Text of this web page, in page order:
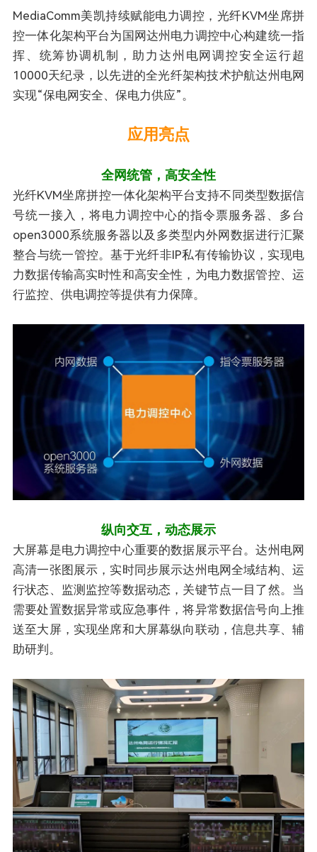
MediaComm美凯持续赋能电力调控，光纤KVM坐席拼
控一体化架构平台为国网达州电力调控中心构建统一指
挥、统筹协调机制，助力达州电网调控安全运行超
10000天纪录，以先进的全光纤架构技术护航达州电网
实现“保电网安全、保电力供应”。
应用亮点
全网统管，高安全性
光纤KVM坐席拼控一体化架构平台支持不同类型数据信
号统一接入，将电力调控中心的指令票服务器、多台
open3000系统服务器以及多类型内外网数据进行汇聚
整合与统一管控。基于光纤非IP私有传输协议，实现电
力数据传输高实时性和高安全性，为电力数据管控、运
行监控、供电调控等提供有力保障。
纵向交互，动态展示
大屏幕是电力调控中心重要的数据展示平台。达州电网
高清一张图展示，实时同步展示达州电网全域结构、运
行状态、监测监控等数据动态，关键节点一目了然。当
需要处置数据异常或应急事件，将异常数据信号向上推
送至大屏，实现坐席和大屏幕纵向联动，信息共享、辅
助研判。